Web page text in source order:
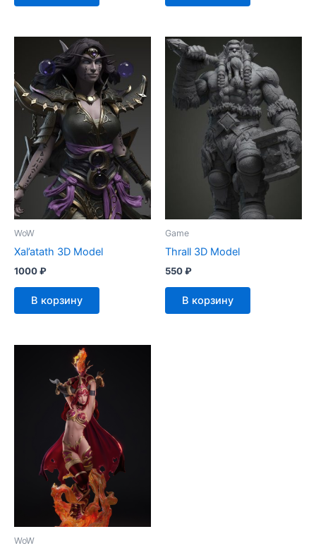
WoW
Xal’atath 3D Model
1000₽
В корзину
Game
Thrall 3D Model
550₽
В корзину
WoW